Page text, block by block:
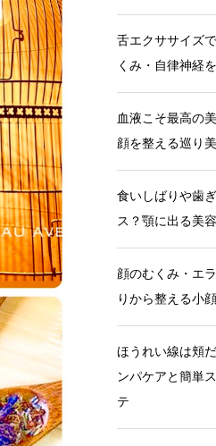
舌エクササイズ
くみ・自律神経
血液こそ最高の
顔を整える巡り
食いしばりや歯
ス？顎に出る美
顔のむくみ・エ
りから整える小
ほうれい線は頬
ンパケアと簡単
テ